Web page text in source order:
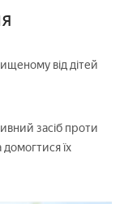
від дітей
засіб проти
їх